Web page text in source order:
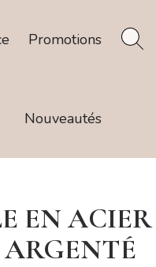
Promotions
Nouveautés
EN ACIER